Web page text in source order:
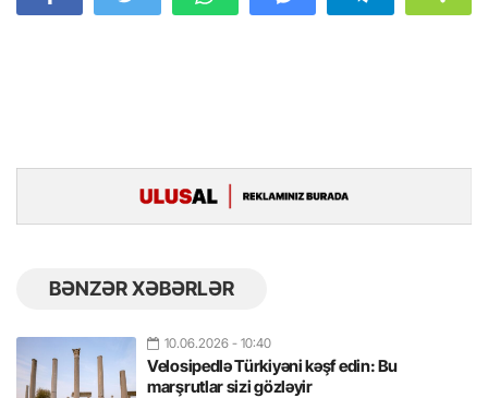
BƏNZƏR XƏBƏRLƏR
10.06.2026 - 10:40
Velosipedlə Türkiyəni kəşf edin: Bu
marşrutlar sizi gözləyir